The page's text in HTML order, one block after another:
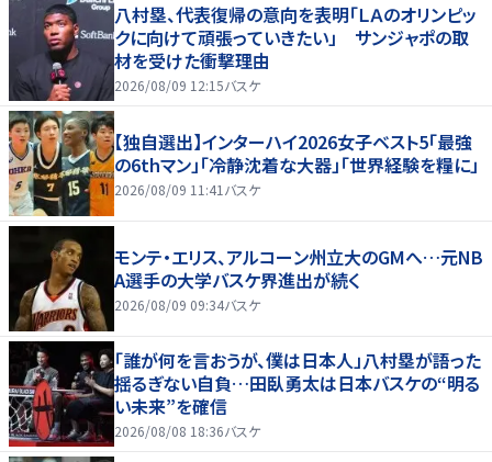
八村塁、代表復帰の意向を表明「ＬＡのオリンピッ
クに向けて頑張っていきたい」 サンジャポの取
材を受けた衝撃理由
2026/08/09 12:15バスケ
【独自選出】インターハイ2026女子ベスト5「最強
の6thマン」「冷静沈着な大器」「世界経験を糧に」
2026/08/09 11:41 バスケ
モンテ・エリス、アルコーン州立大のGMへ…元NB
A選手の大学バスケ界進出が続く
2026/08/09 09:34バスケ
「誰が何を言おうが、僕は日本人」八村塁が語った
揺るぎない自負…田臥勇太は日本バスケの“明る
い未来”を確信
2026/08/08 18:36バスケ